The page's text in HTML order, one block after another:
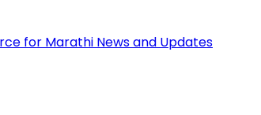
for the Latest News